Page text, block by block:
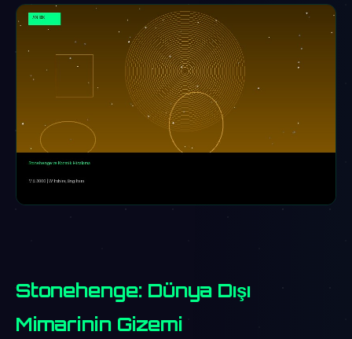
Stonehenge: Dünya Dışı
Mimarinin Gizemi